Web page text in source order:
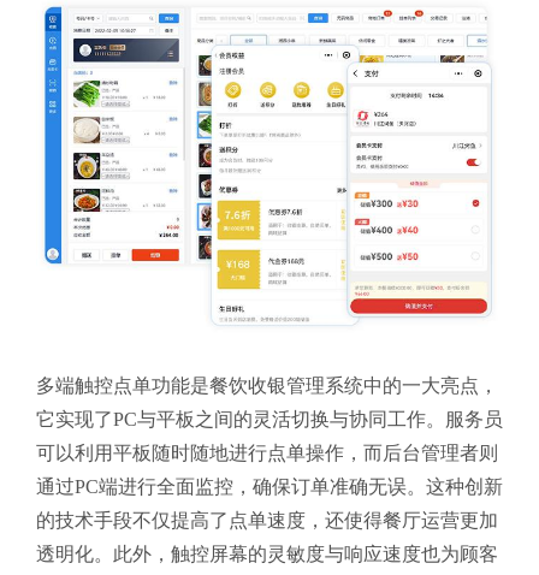
多端触控点单功能是餐饮收银管理系统中的一大亮点，
它实现了PC与平板之间的灵活切换与协同工作。服务员
可以利用平板随时随地进行点单操作，而后台管理者则
通过PC端进行全面监控，确保订单准确无误。这种创新
的技术手段不仅提高了点单速度，还使得餐厅运营更加
透明化。此外，触控屏幕的灵敏度与响应速度也为顾客